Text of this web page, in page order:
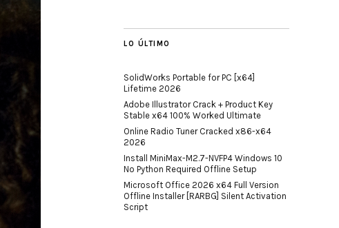
LO ÚLTIMO
SolidWorks Portable for PC [x64]
Lifetime 2026
Adobe Illustrator Crack + Product Key
Stable x64 100% Worked Ultimate
Online Radio Tuner Cracked x86-x64
2026
Install MiniMax-M2.7-NVFP4 Windows 10
No Python Required Offline Setup
Microsoft Office 2026 x64 Full Version
Offline Installer [RARBG] Silent Activation
Script